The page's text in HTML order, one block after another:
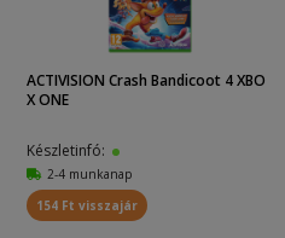
ACTIVISION Crash Bandicoot 4 XBO
X ONE
Készletinfó:
2-4 munkanap
154 Ft visszajár